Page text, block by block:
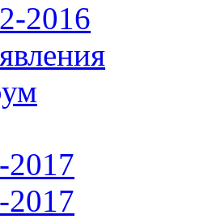
2016